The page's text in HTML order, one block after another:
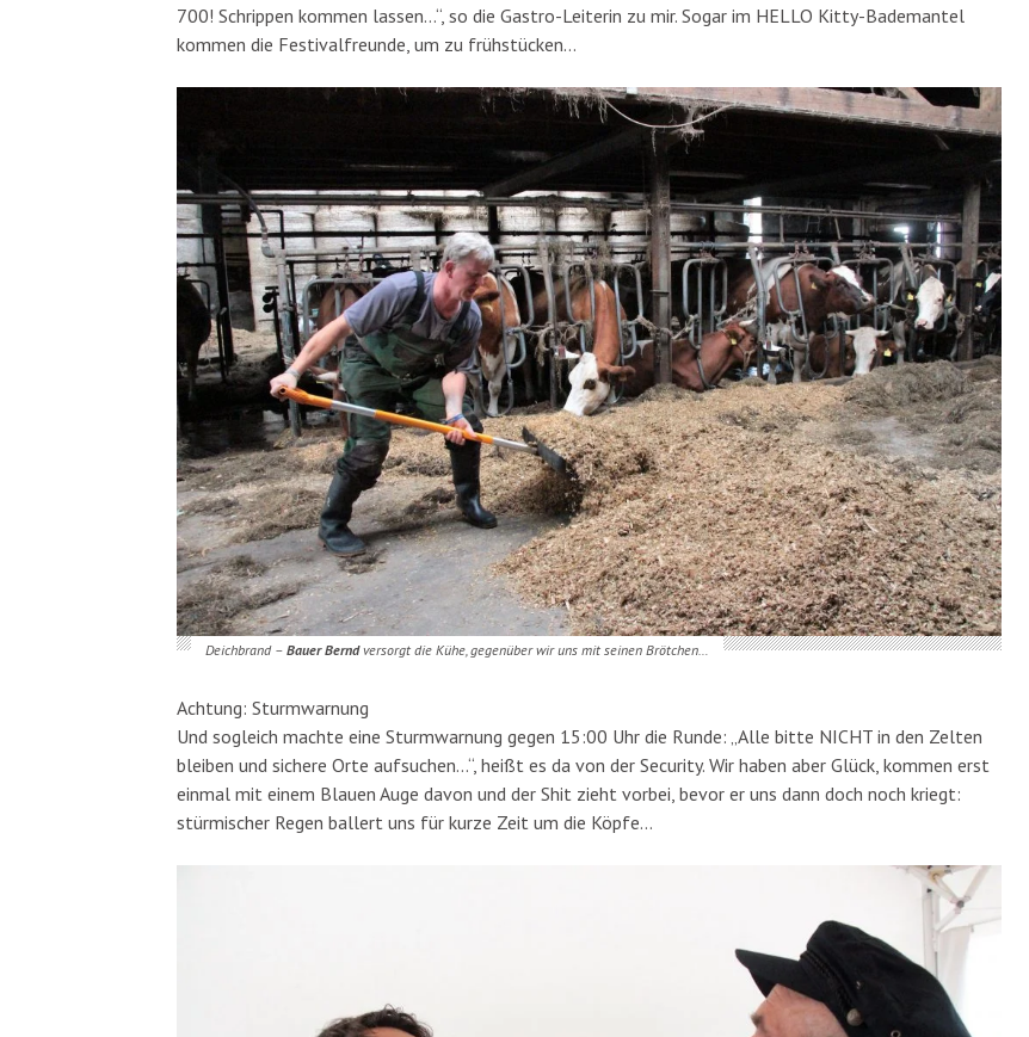
700! Schrippen kommen lassen…“, so die Gastro-Leiterin zu mir. Sogar im HELLO Kitty-Bademantel
kommen die Festivalfreunde, um zu frühstücken…
Deichbrand – Bauer Berndversorgt die Kühe, gegenüber wir uns mit seinen Brötchen…
Achtung: Sturmwarnung
Und sogleich machte eine Sturmwarnung gegen 15:00 Uhr die Runde: „Alle bitte NICHT in den Zelten
bleiben und sichere Orte aufsuchen…“, heißt es da von der Security. Wir haben aber Glück, kommen erst
einmal mit einem Blauen Auge davon und der Shit zieht vorbei, bevor er uns dann doch noch kriegt:
stürmischer Regen ballert uns für kurze Zeit um die Köpfe…